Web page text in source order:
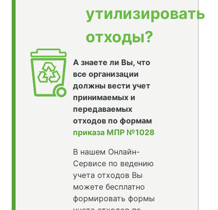
утилизировать
отходы?
А знаете ли Вы, что
все организации
должны вести учет
принимаемых и
передаваемых
отходов по формам
приказа МПР №1028
В нашем Онлайн-
Сервисе по ведению
учета отходов Вы
можете бесплатно
формировать формы